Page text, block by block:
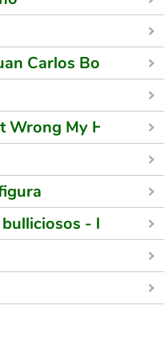
Carlos Bodoque
My Hair
- la regla